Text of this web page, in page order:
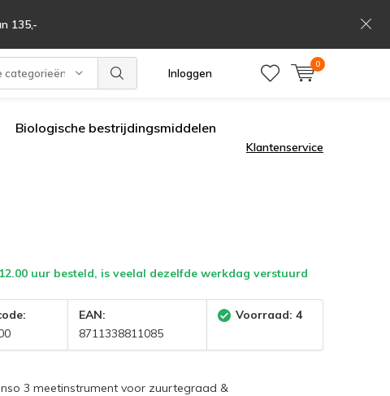
categorieën Inloggen
0
135,-
Biologische bestrijdingsmiddelen
Klantenservice
uur besteld, is veelal dezelfde werkdag verstuurd
EAN:
8711338811085
Voorraad: 4
3 meetinstrument voor zuurtegraad &